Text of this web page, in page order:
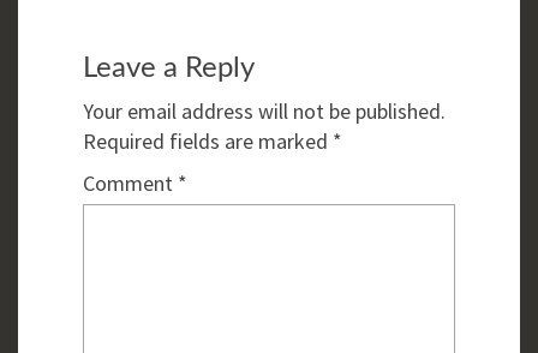
Leave a Reply
Your email address will not be published.
Required fields are marked *
Comment *